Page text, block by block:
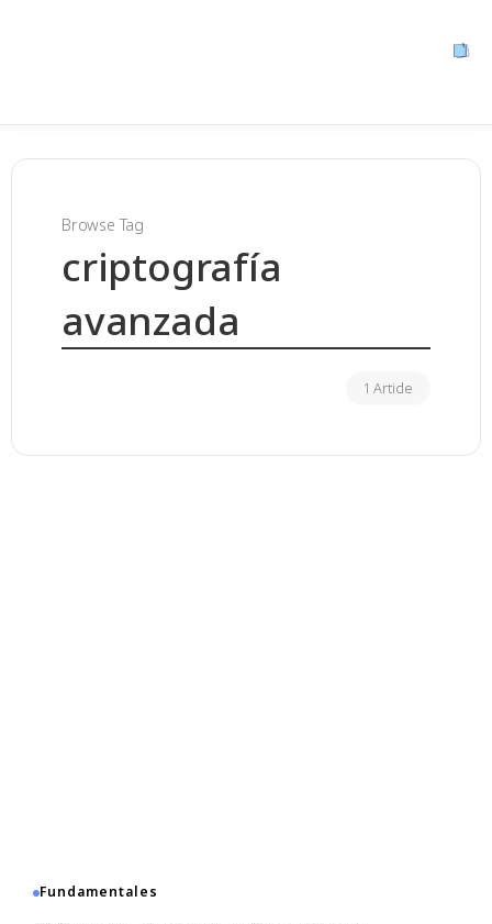
Browse Tag
criptografía
avanzada
1 Article
Fundamentales